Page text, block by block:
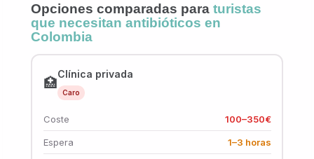
Opciones comparadas para turistas
que necesitan antibióticos en
Colombia
🏥
Clínica privada
Caro
Coste 100–350€
Espera 1–3 horas